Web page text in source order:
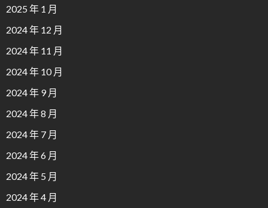
2025 年 1 月
2024 年 12 月
2024 年 11 月
2024 年 10 月
2024 年 9 月
2024 年 8 月
2024 年 7 月
2024 年 6 月
2024 年 5 月
2024 年 4 月